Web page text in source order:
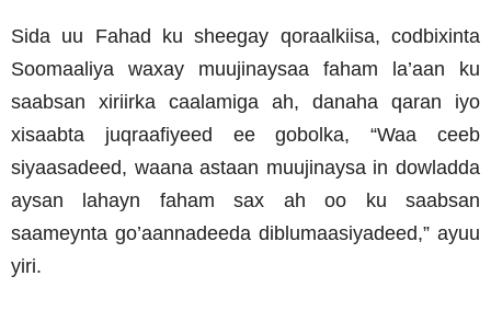
Sida uu Fahad ku sheegay qoraalkiisa, codbixinta
Soomaaliya waxay muujinaysaa faham la’aan ku
saabsan xiriirka caalamiga ah, danaha qaran iyo
xisaabta juqraafiyeed ee gobolka, “Waa ceeb
siyaasadeed, waana astaan muujinaysa in dowladda
aysan lahayn faham sax ah oo ku saabsan
saameynta go’aannadeeda diblumaasiyadeed,” ayuu
yiri.